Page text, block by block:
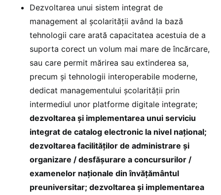
Dezvoltarea unui sistem integrat de
management al școlarității având la bază
tehnologii care arată capacitatea acestuia de a
suporta corect un volum mai mare de încărcare,
sau care permit mărirea sau extinderea sa,
precum și tehnologii interoperabile moderne,
dedicat managementului școlarității prin
intermediul unor platforme digitale integrate;
dezvoltarea și implementarea unui serviciu
integrat de catalog electronic la nivel național;
dezvoltarea facilităților de administrare și
organizare / desfășurare a concursurilor /
examenelor naționale din învățământul
preuniversitar; dezvoltarea și implementarea